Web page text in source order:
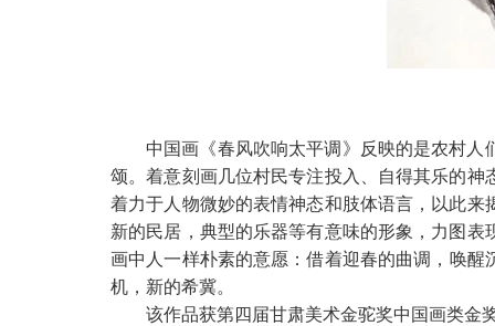
中国画《春风吹响太平调》反映的是农村
颂。着意刻画几位村民专注投入、自得其乐的
着力于人物微妙的表情神态和肢体语言，以此
新的民居，典型的乐器等有意味的形象，力图
画中人一样朴素的意愿：借着迎春的曲调，唤
机，新的希冀。
该作品获第四届甘肃美术金驼奖中国画类金